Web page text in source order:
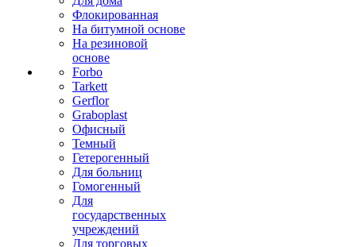
Флокированная
На битумной основе
На резиновой
основе
Forbo
Tarkett
Gerflor
Graboplast
Офисный
Темный
Гетерогенный
Для больниц
Гомогенный
Для
государственных
учреждений
Для торговых